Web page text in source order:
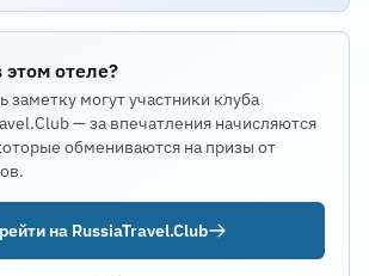
отеле?
заметку могут участники клуба
— за впечатления начисляются
обмениваются на призы от
на RussiaTravel.Club